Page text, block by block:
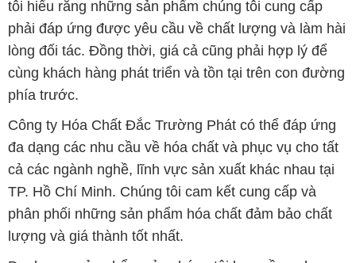
tôi hiểu rằng những sản phẩm chúng tôi cung cấp
phải đáp ứng được yêu cầu về chất lượng và làm hài
lòng đối tác. Đồng thời, giá cả cũng phải hợp lý để
cùng khách hàng phát triển và tồn tại trên con đường
phía trước.
Công ty Hóa Chất Đắc Trường Phát có thể đáp ứng
đa dạng các nhu cầu về hóa chất và phục vụ cho tất
cả các ngành nghề, lĩnh vực sản xuất khác nhau tại
TP. Hồ Chí Minh. Chúng tôi cam kết cung cấp và
phân phối những sản phẩm hóa chất đảm bảo chất
lượng và giá thành tốt nhất.